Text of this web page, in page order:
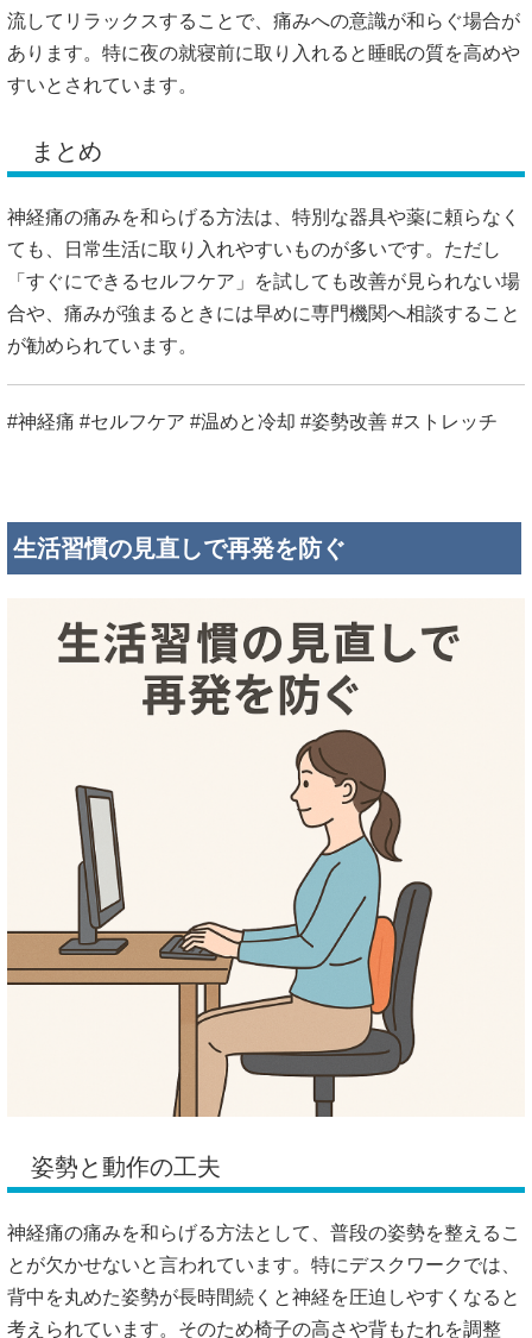
流してリラックスすることで、痛みへの意識が和らぐ場合が
あります。特に夜の就寝前に取り入れると睡眠の質を高めや
すいとされています。
まとめ
神経痛の痛みを和らげる方法は、特別な器具や薬に頼らなく
ても、日常生活に取り入れやすいものが多いです。ただし
「すぐにできるセルフケア」を試しても改善が見られない場
合や、痛みが強まるときには早めに専門機関へ相談すること
が勧められています。
#神経痛 #セルフケア #温めと冷却 #姿勢改善 #ストレッチ
生活習慣の見直しで再発を防ぐ
姿勢と動作の工夫
神経痛の痛みを和らげる方法として、普段の姿勢を整えるこ
とが欠かせないと言われています。特にデスクワークでは、
背中を丸めた姿勢が長時間続くと神経を圧迫しやすくなると
考えられています。そのため椅子の高さや背もたれを調整